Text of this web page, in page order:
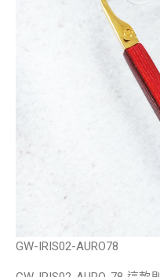
GW-IRIS02-AURO78